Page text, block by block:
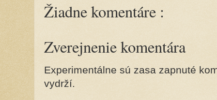
Žiadne komentáre :
Zverejnenie komentára
Experimentálne sú zasa zapnuté
vydrží.